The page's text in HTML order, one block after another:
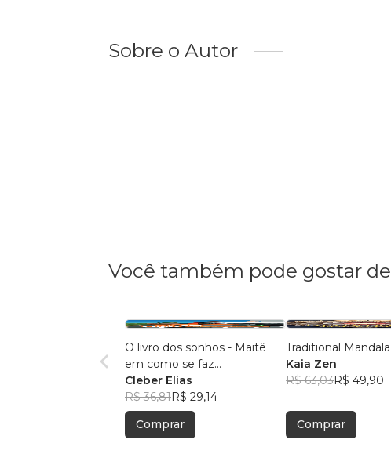
Sobre o Autor
Você também pode gostar de
O livro dos sonhos - Maitê
em como se faz...
Cleber Elias
R$ 36,81R$ 29,14
Comprar
Traditional Mandala
Kaia Zen
R$ 63,03R$ 49,90
Comprar